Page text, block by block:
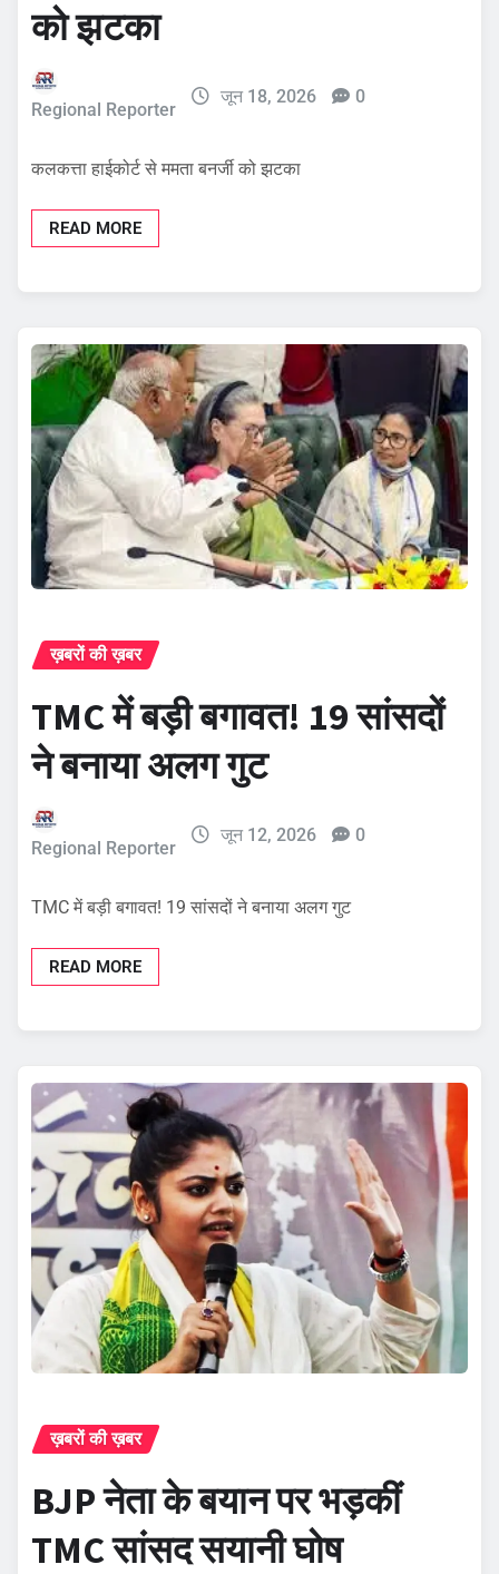
को झटका
Regional Reporter
जून 18, 2026 0
कलकत्ता हाईकोर्ट से ममता बनर्जी को झटका
READ MORE
ख़बरों की ख़बर
TMC में बड़ी बगावत! 19 सांसदों
ने बनाया अलग गुट
Regional Reporter
जून 12, 2026 0
TMC में बड़ी बगावत! 19 सांसदों ने बनाया अलग गुट
READ MORE
ख़बरों की ख़बर
BJP नेता के बयान पर भड़कीं
TMC सांसद सयानी घोष